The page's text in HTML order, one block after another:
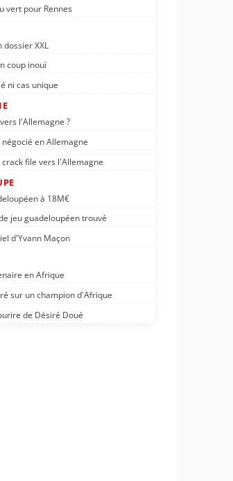
vert pour Rennes
XXL
coup inouï
ni cas unique
l'Allemagne ?
en Allemagne
crack file vers l'Allemagne
à 18M€
jeu guadeloupéen trouvé
d'Yvann Maçon
en Afrique
sur un champion d'Afrique
de Désiré Doué